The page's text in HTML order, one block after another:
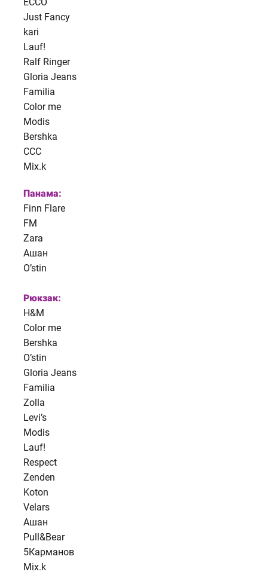
Just Fancy
kari
Lauf!
Ralf Ringer
Gloria Jeans
Familia
Color me
Modis
Bershka
CCC
Mix.k
Панама:
Finn Flare
FM
Zara
Ашан
O’stin
Рюкзак:
H&M
Color me
Bershka
O’stin
Gloria Jeans
Familia
Zolla
Levi’s
Modis
Lauf!
Respect
Zenden
Koton
Velars
Ашан
Pull&Bear
5Карманов
Mix.k